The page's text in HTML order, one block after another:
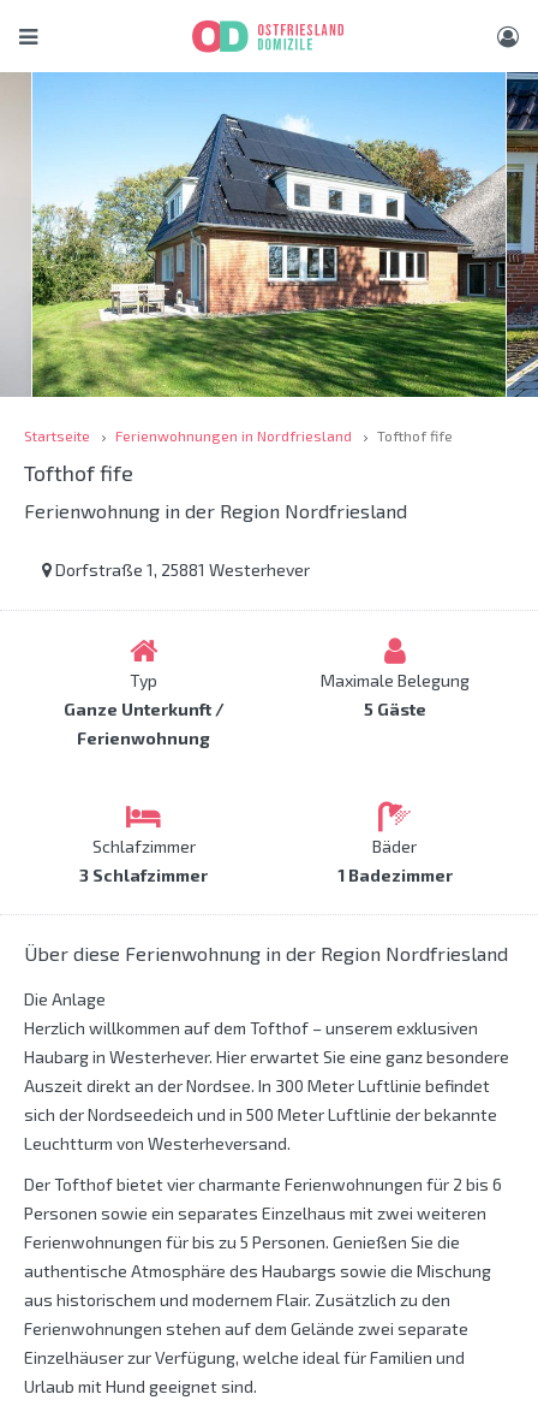
Startseite Ferienwohnungen in Nordfriesland Tofthof fife
Tofthof fife
Ferienwohnung in der Region Nordfriesland
Dorfstraße 1, 25881 Westerhever
Typ
Ganze Unterkunft /
Ferienwohnung
Maximale Belegung
5 Gäste
Schlafzimmer
3 Schlafzimmer
Bäder
1 Badezimmer
Über diese Ferienwohnung in der Region Nordfriesland
Die Anlage
Herzlich willkommen auf dem Tofthof – unserem exklusiven
Haubarg in Westerhever. Hier erwartet Sie eine ganz besondere
Auszeit direkt an der Nordsee. In 300 Meter Luftlinie befindet
sich der Nordseedeich und in 500 Meter Luftlinie der bekannte
Leuchtturm von Westerheversand.
Der Tofthof bietet vier charmante Ferienwohnungen für 2 bis 6
Personen sowie ein separates Einzelhaus mit zwei weiteren
Ferienwohnungen für bis zu 5 Personen. Genießen Sie die
authentische Atmosphäre des Haubargs sowie die Mischung
aus historischem und modernem Flair. Zusätzlich zu den
Ferienwohnungen stehen auf dem Gelände zwei separate
Einzelhäuser zur Verfügung, welche ideal für Familien und
Urlaub mit Hund geeignet sind.